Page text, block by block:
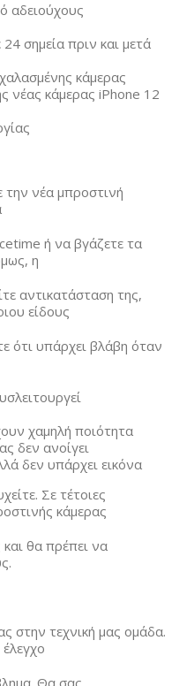
αδειούχους
σημεία πριν και μετά
κάμερας
νέας κάμερας iPhone 12
την νέα μπροστινή
ή να βγάζετε τα
η
αντικατάσταση της,
είδους
ότι υπάρχει βλάβη όταν
χαμηλή ποιότητα
δεν ανοίγει
δεν υπάρχει εικόνα
Σε τέτοιες
κάμερας
θα πρέπει να
στην τεχνική μας ομάδα.
Θα σας